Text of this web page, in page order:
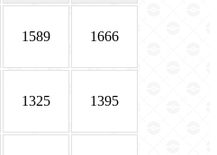
1589 1666
1325 1395